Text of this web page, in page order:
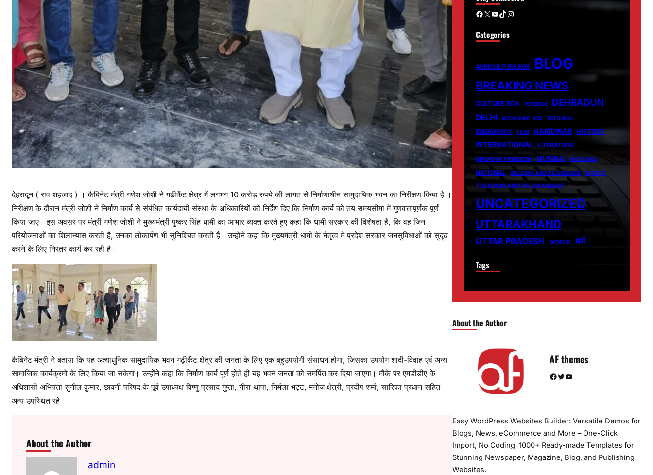
देहरादून ( राव शहजाद ) । कैबिनेट मंत्री गणेश जोशी ने गढ़ीकैंट क्षेत्र में लगभग 10 करोड़ रुपये की लागत से निर्माणाधीन सामुदायिक भवन का निरीक्षण किया है ।
निरीक्षण के दौरान मंत्री जोशी ने निर्माण कार्य से संबंधित कार्यदायी संस्था के अधिकारियों को निर्देश दिए कि निर्माण कार्य को तय समयसीमा में गुणवत्तापूर्णक पूर्ण
किया जाए। इस अवसर पर मंत्री गणेश जोशी ने मुख्यमंत्री पुष्कर सिंह धामी का आभार व्यक्त करते हुए कहा कि धामी सरकार की विशेषता है, कि वह जिन
परियोजनाओं का शिलान्यास करती है, उनका लोकार्पण भी सुनिश्चित करती है। उन्होंने कहा कि मुख्यमंत्री धामी के नेतृत्व में प्रदेश सरकार जनसुविधाओं को सुदृढ़
करने के लिए निरंतर कार्य कर रही है।
कैबिनेट मंत्री ने बताया कि यह अत्याधुनिक सामुदायिक भवन गढ़ीकैंट क्षेत्र की जनता के लिए एक बहुउपयोगी संसाधन होगा, जिसका उपयोग शादी-विवाह एवं अन्य
सामाजिक कार्यक्रमों के लिए किया जा सकेगा। उन्होंने कहा कि निर्माण कार्य पूर्ण होते ही यह भवन जनता को समर्पित कर दिया जाएगा। मौके पर एमडीडीए के
अधिशासी अभियंता सुनील कुमार, छावनी परिषद के पूर्व उपाध्यक्ष विष्णु प्रसाद गुप्ता, नीरा थापा, निर्मला भट्ट, मनोज क्षेत्री, प्रदीप शर्मा, सारिका प्रधान सहित
अन्य उपस्थित रहे।
About the Author
admin
Facebook X YouTube TikTok Instagram
Categories
AGRICULTURE BOX BLOG
BREAKING NEWS
CULTURE BOX DEFENCE DEHRADUN
DELHI ECONOMIC BOX EDITORIAL
EMERGENCY FILM HARIDWAR HISTORY
INTERNATIONAL
LITERATURE
MADHYA PRADESH MUMBAI MUSSORIE
NATIONAL RELIGION AND PILGRIMAGE SPORTS
TOURISM AND PILGRAMAGE
UNCATEGORIZED
UTTARAKHAND
UTTAR PRADESH WORLD धर्म
Tags
About the Author
AF themes
Facebook Twitter YouTube
Easy WordPress Websites Builder: Versatile Demos for
Blogs, News, eCommerce and More – One-Click
Import, No Coding! 1000+ Ready-made Templates for
Stunning Newspaper, Magazine, Blog, and Publishing
Websites.